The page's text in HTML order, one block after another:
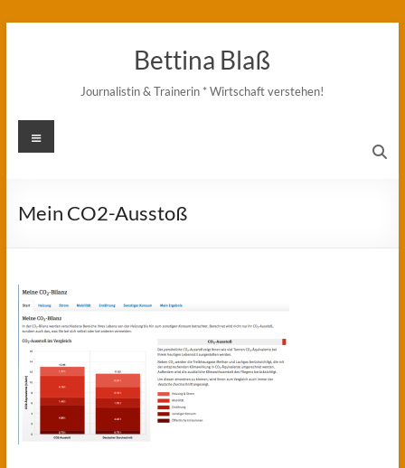
Bettina Blaß
Journalistin & Trainerin * Wirtschaft verstehen!
Menü
Mein CO2-Ausstoß